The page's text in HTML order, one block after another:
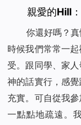
親愛的Hill：
你還好嗎？
時候我們常常一
受。跟同學、家
神的話實行，感
充實。可自從我
一點點地疏遠。